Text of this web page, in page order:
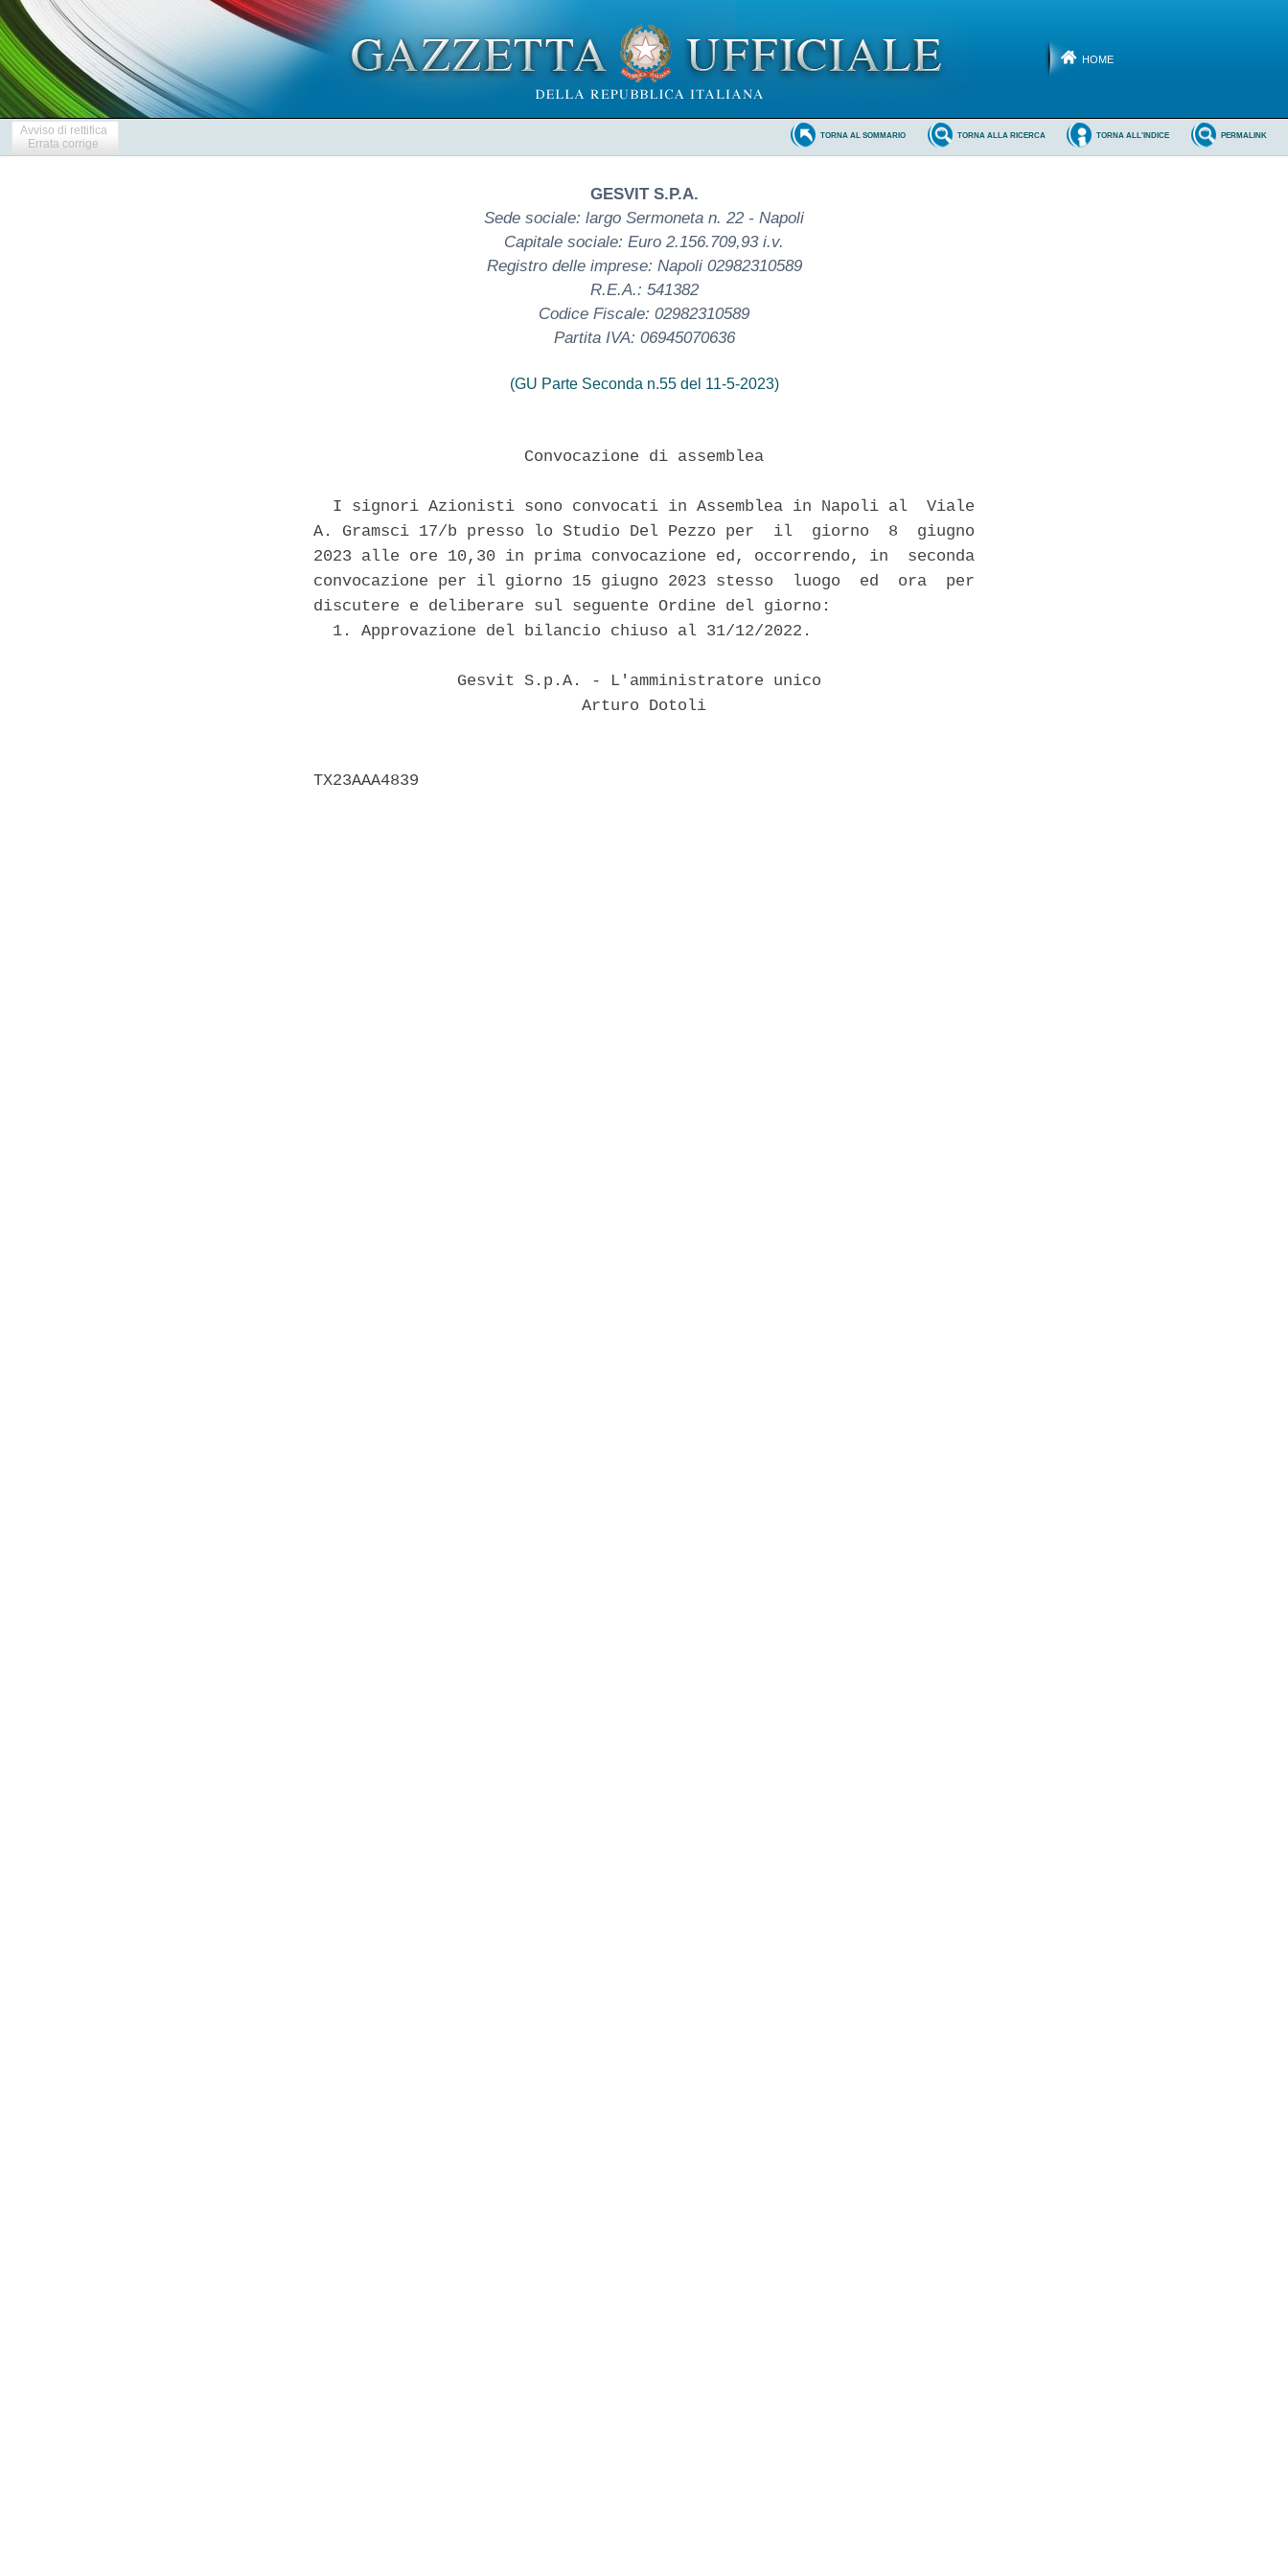
HOME
Avviso di rettifica
Errata corrige
PERMALINK
TORNA ALL'INDICE
TORNA ALLA RICERCA
TORNA AL SOMMARIO
GESVIT S.P.A.
Sede sociale: largo Sermoneta n. 22 - Napoli
Capitale sociale: Euro 2.156.709,93 i.v.
Registro delle imprese: Napoli 02982310589
R.E.A.: 541382
Codice Fiscale: 02982310589
Partita IVA: 06945070636
(GU Parte Seconda n.55 del 11-5-2023)
                      Convocazione di assemblea
  I signori Azionisti sono convocati in Assemblea in Napoli al  Viale
A. Gramsci 17/b presso lo Studio Del Pezzo per  il  giorno  8  giugno
2023 alle ore 10,30 in prima convocazione ed, occorrendo, in  seconda
convocazione per il giorno 15 giugno 2023 stesso  luogo  ed  ora  per
discutere e deliberare sul seguente Ordine del giorno:
  1. Approvazione del bilancio chiuso al 31/12/2022.
               Gesvit S.p.A. - L'amministratore unico
                            Arturo Dotoli